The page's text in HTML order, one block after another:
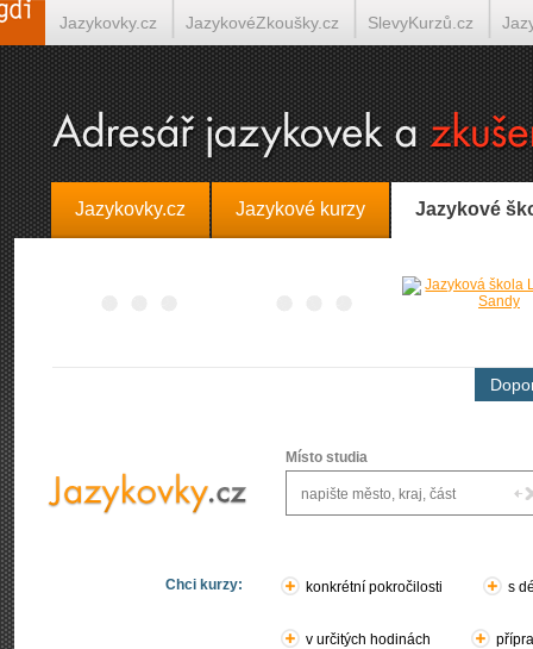
Jazykovky.cz Jazykové kurzy Jazykové
Místo studia
Chci kurzy: konkrétní pokročilosti s
v určitých hodinách
Jazykovky.cz JazykovéZkoušky.cz SlevyKurzů.cz
Španělština on-line Italština on-line Tlumočení-